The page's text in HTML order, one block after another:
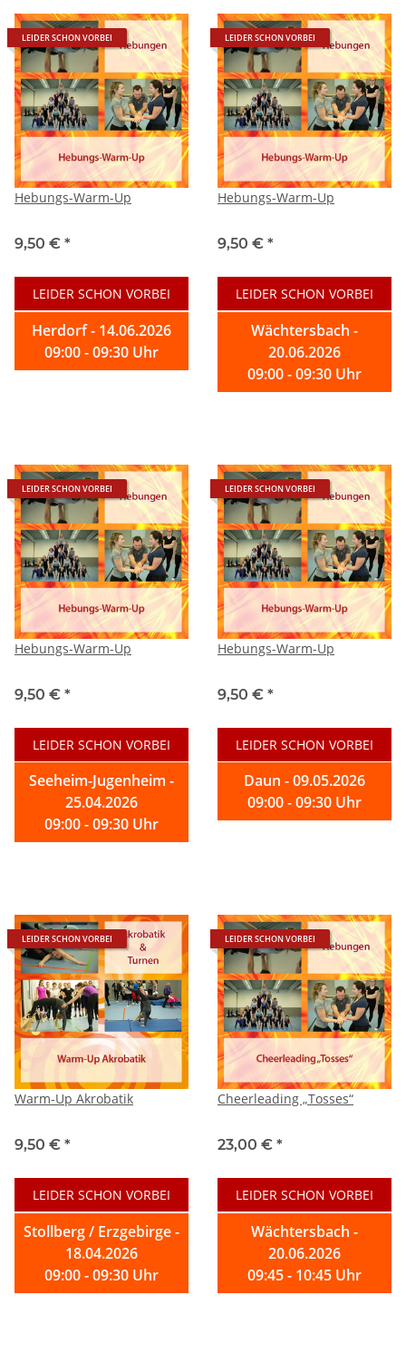
LEIDER SCHON VORBEI
Hebungs-Warm-Up
9,50 € *
LEIDER SCHON VORBEI
Herdorf - 14.06.2026
09:00 - 09:30 Uhr
LEIDER SCHON VORBEI
Hebungs-Warm-Up
9,50 € *
LEIDER SCHON VORBEI
Wächtersbach -
20.06.2026
09:00 - 09:30 Uhr
LEIDER SCHON VORBEI
Hebungs-Warm-Up
9,50 € *
LEIDER SCHON VORBEI
Seeheim-Jugenheim -
25.04.2026
09:00 - 09:30 Uhr
LEIDER SCHON VORBEI
Hebungs-Warm-Up
9,50 € *
LEIDER SCHON VORBEI
Daun - 09.05.2026
09:00 - 09:30 Uhr
LEIDER SCHON VORBEI
Warm-Up Akrobatik
9,50 € *
LEIDER SCHON VORBEI
Stollberg / Erzgebirge -
18.04.2026
09:00 - 09:30 Uhr
LEIDER SCHON VORBEI
Cheerleading „Tosses“
23,00 € *
LEIDER SCHON VORBEI
Wächtersbach -
20.06.2026
09:45 - 10:45 Uhr